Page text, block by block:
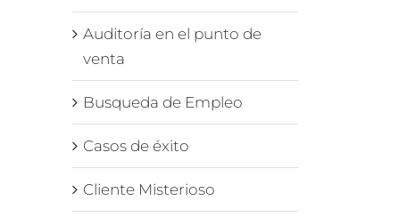
Auditoría en el punto de
venta
Busqueda de Empleo
Casos de éxito
Cliente Misterioso